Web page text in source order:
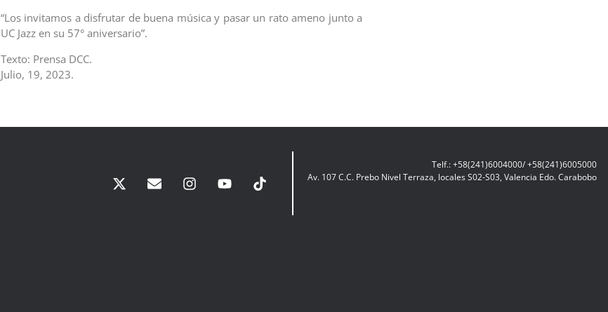
“Los invitamos a disfrutar de buena música y pasar un rato ameno junto a
UC Jazz en su 57° aniversario”.
Texto: Prensa DCC.
Julio, 19, 2023.
Telf.: +58(241)6004000/ +58(241)6005000
Av. 107 C.C. Prebo Nivel Terraza, locales S02-S03, Valencia Edo. Carabobo